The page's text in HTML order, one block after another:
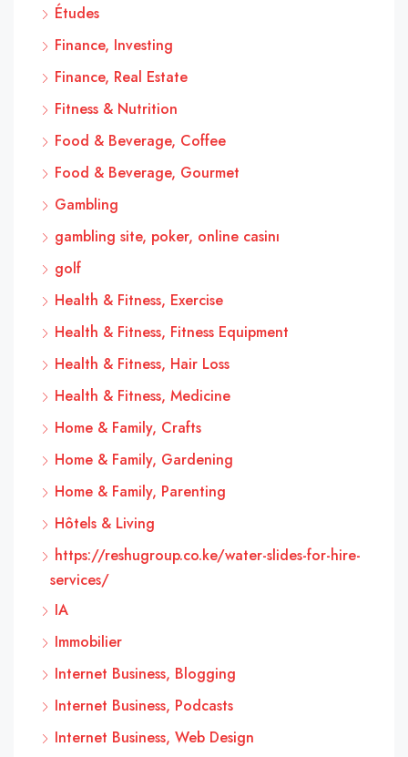
Études
Finance, Investing
Finance, Real Estate
Fitness & Nutrition
Food & Beverage, Coffee
Food & Beverage, Gourmet
Gambling
gambling site, poker, online casinı
golf
Health & Fitness, Exercise
Health & Fitness, Fitness Equipment
Health & Fitness, Hair Loss
Health & Fitness, Medicine
Home & Family, Crafts
Home & Family, Gardening
Home & Family, Parenting
Hôtels & Living
https://reshugroup.co.ke/water-slides-for-hire-
services/
IA
Immobilier
Internet Business, Blogging
Internet Business, Podcasts
Internet Business, Web Design